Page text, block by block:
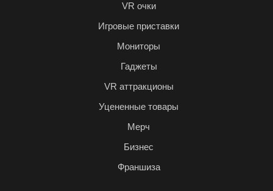
VR очки
Игровые приставки
Мониторы
Гаджеты
VR аттракционы
Уцененные товары
Мерч
Бизнес
Франшиза